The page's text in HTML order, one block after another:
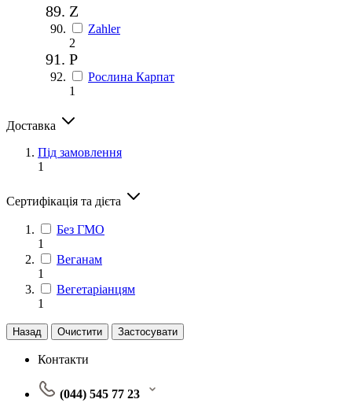
Z
Zahler
2
Р
Рослина Карпат
1
Доставка
Під замовлення
1
Сертифікація та дієта
Без ГМО
1
Веганам
1
Вегетаріанцям
1
Назад Очистити Застосувати
Контакти
(044) 545 77 23